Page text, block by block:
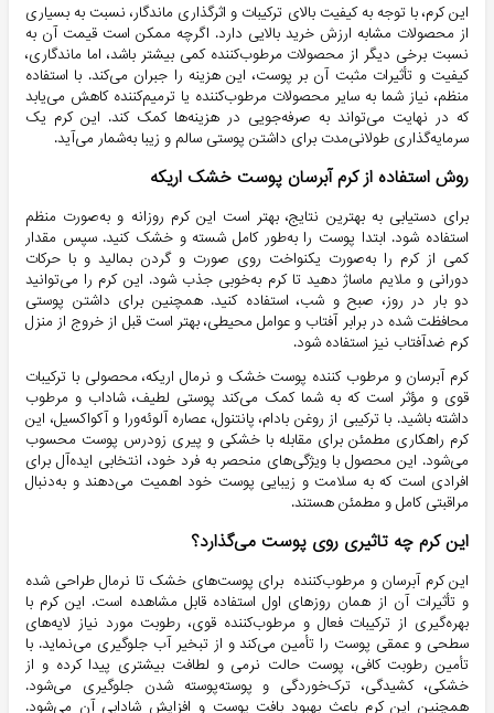
این کرم، با توجه به کیفیت بالای ترکیبات و اثرگذاری ماندگار، نسبت به بسیاری
از محصولات مشابه ارزش خرید بالایی دارد. اگرچه ممکن است قیمت آن به
نسبت برخی دیگر از محصولات مرطوب‌کننده کمی بیشتر باشد، اما ماندگاری،
کیفیت و تأثیرات مثبت آن بر پوست، این هزینه را جبران می‌کند. با استفاده
منظم، نیاز شما به سایر محصولات مرطوب‌کننده یا ترمیم‌کننده کاهش می‌یابد
که در نهایت می‌تواند به صرفه‌جویی در هزینه‌ها کمک کند. این کرم یک
سرمایه‌گذاری طولانی‌مدت برای داشتن پوستی سالم و زیبا به‌شمار می‌آید.
روش استفاده از کرم آبرسان پوست خشک اریکه
برای دستیابی به بهترین نتایج، بهتر است این کرم روزانه و به‌صورت منظم
استفاده شود. ابتدا پوست را به‌طور کامل شسته و خشک کنید. سپس مقدار
کمی از کرم را به‌صورت یکنواخت روی صورت و گردن بمالید و با حرکات
دورانی و ملایم ماساژ دهید تا کرم به‌خوبی جذب شود. این کرم را می‌توانید
دو بار در روز، صبح و شب، استفاده کنید. همچنین برای داشتن پوستی
محافظت شده در برابر آفتاب و عوامل محیطی، بهتر است قبل از خروج از منزل
کرم ضدآفتاب نیز استفاده شود.
کرم آبرسان و مرطوب کننده پوست خشک و نرمال اریکه، محصولی با ترکیبات
قوی و مؤثر است که به شما کمک می‌کند پوستی لطیف، شاداب و مرطوب
داشته باشید. با ترکیبی از روغن بادام، پانتنول، عصاره آلوئه‌ورا و آکواکسیل، این
کرم راهکاری مطمئن برای مقابله با خشکی و پیری زودرس پوست محسوب
می‌شود. این محصول با ویژگی‌های منحصر به فرد خود، انتخابی ایده‌آل برای
افرادی است که به سلامت و زیبایی پوست خود اهمیت می‌دهند و به‌دنبال
مراقبتی کامل و مطمئن هستند.
این کرم چه تاثیری روی پوست می‌گذارد؟
این کرم آبرسان و مرطوب‌کننده برای پوست‌های خشک تا نرمال طراحی شده
و تأثیرات آن از همان روزهای اول استفاده قابل مشاهده است. این کرم با
بهره‌گیری از ترکیبات فعال و مرطوب‌کننده قوی، رطوبت مورد نیاز لایه‌های
سطحی و عمقی پوست را تأمین می‌کند و از تبخیر آب جلوگیری می‌نماید. با
تأمین رطوبت کافی، پوست حالت نرمی و لطافت بیشتری پیدا کرده و از
خشکی، کشیدگی، ترک‌خوردگی و پوسته‌پوسته شدن جلوگیری می‌شود.
همچنین این کرم باعث بهبود بافت پوست و افزایش شادابی آن می‌شود.